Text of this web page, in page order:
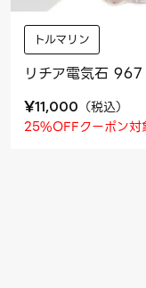
トルマリン
リチア電気石 967
¥11,000 （税込）
25%OFFクーポン対